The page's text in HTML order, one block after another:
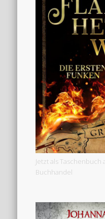
Jetzt als Taschenbuch
Buchhandel